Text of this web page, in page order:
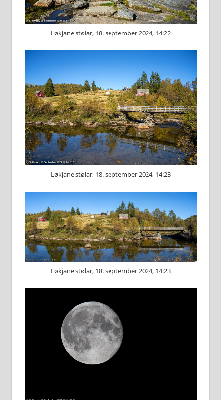
Løkjane stølar, 18. september 2024, 14:22
Løkjane stølar, 18. september 2024, 14:23
Løkjane stølar, 18. september 2024, 14:23